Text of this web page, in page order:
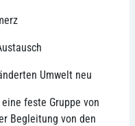
Umwelt neu
feste Gruppe von
Begleitung von den